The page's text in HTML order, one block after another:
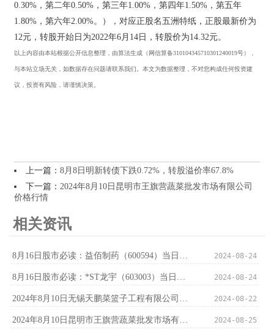
0.30%，第二年0.50%，第三年1.00%，第四年1.50%，第五年
1.80%，第六年2.00%。），对应正股名五洲特纸，正股最新价为
12元，转股开始日为2022年6月14日，转股价为14.32元。
以上内容由本站根据公开信息整理，由算法生成（网信算备310104345710301240019号），
与本站立场无关，如数据存在问题请联系我们。本文为数据整理，不对您构成任何投资建
议，投资有风险，请谨慎决策。
上一篇： 8月8日明新转债下跌0.72%，转股溢价率67.8%
下一篇： 2024年8月10日昆明市王旗营蔬菜批发市场有限公司
价格行情
相关资讯
8月16日股市必读：益佰制药（600594）当日主力资金净流入318.43万元，占总成交额12.21% 2024-08-24
8月16日股市必读：*ST龙宇（603003）当日主力资金净流出314.7万元，占总成交额10.12% 2024-08-24
2024年8月10日无锡天鹏菜篮子工程有限公司价格行情 2024-08-22
2024年8月10日昆明市王旗营蔬菜批发市场有限公司价格行情 2024-08-25